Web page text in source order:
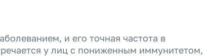
и его точная частота в
у лиц с пониженным иммунитетом,